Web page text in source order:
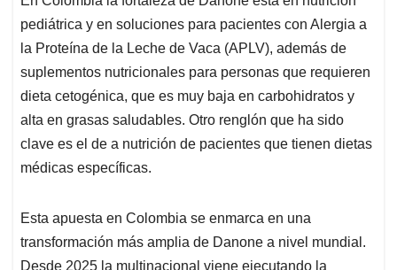
pediátrica y en soluciones para pacientes con Alergia a
la Proteína de la Leche de Vaca (APLV), además de
suplementos nutricionales para personas que requieren
dieta cetogénica, que es muy baja en carbohidratos y
alta en grasas saludables. Otro renglón que ha sido
clave es el de a nutrición de pacientes que tienen dietas
médicas específicas.
Esta apuesta en Colombia se enmarca en una
transformación más amplia de Danone a nivel mundial.
Desde 2025 la multinacional viene ejecutando la